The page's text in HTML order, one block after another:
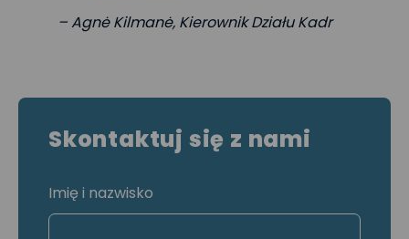
– Agnė Kilmanė, Kierownik Działu Kadr
Skontaktuj się z nami
Imię i nazwisko